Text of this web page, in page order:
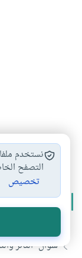
حضارة # علوم
المزيد من
التأثر
سؤال “التأثر
نستخدم
التصفح
تخصيص